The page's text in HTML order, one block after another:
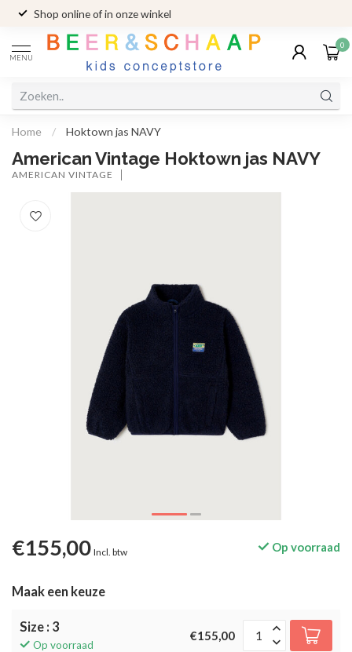
Shop online of in onze winkel
MENU
0
Home / Hoktown jas NAVY
American Vintage Hoktown jas NAVY
AMERICAN VINTAGE
€155,00 Incl. btw Op voorraad
Maak een keuze
Size : 3
Op voorraad
€155,00